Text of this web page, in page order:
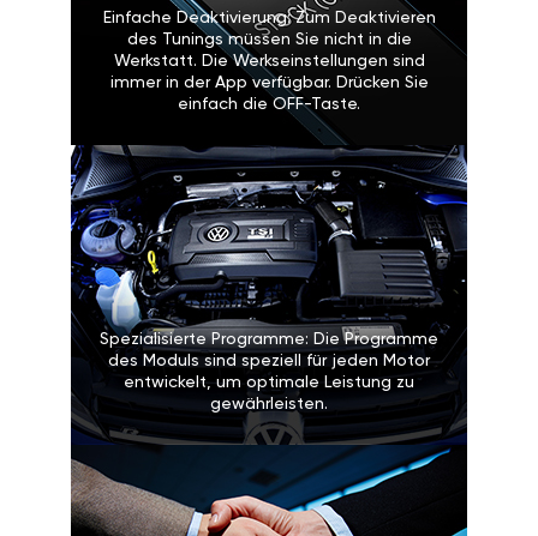
Einfache Deaktivierung: Zum Deaktivieren
des Tunings müssen Sie nicht in die
Werkstatt. Die Werkseinstellungen sind
immer in der App verfügbar. Drücken Sie
einfach die OFF-Taste.
Spezialisierte Programme: Die Programme
des Moduls sind speziell für jeden Motor
entwickelt, um optimale Leistung zu
gewährleisten.